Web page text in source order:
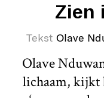
Zien
Tekst Olave
Olave
lichaam, kijkt